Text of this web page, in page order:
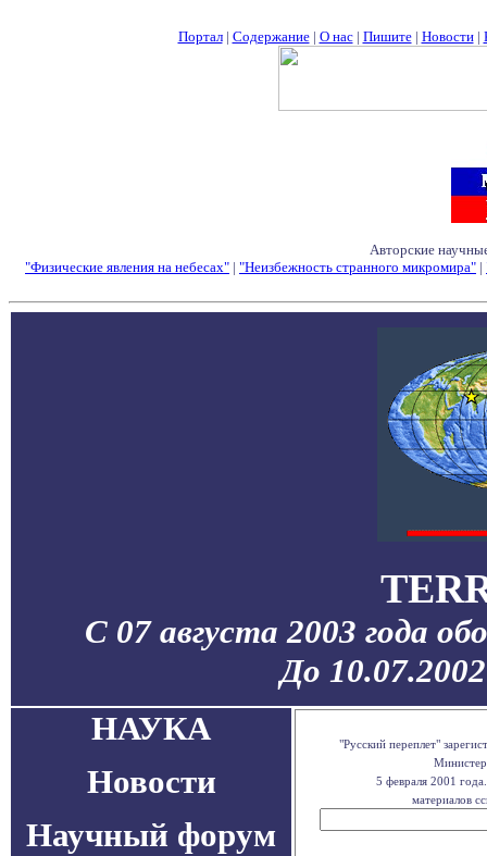
Портал| Содержание| О нас| Пишите| Новости|
Авторские
"Физические явления на небесах" | "Неизбежность странного микромира" |
С 07 августа 2003 года
До
НАУКА
Новости
Научный форум
"Русский переплет"
5 февраля 2001
материалов